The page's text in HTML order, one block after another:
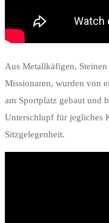
Aus Metallkäfigen,
Missionaren, wurden von
am Sportplatz gebaut und
Unterschlupf für jegliches
Sitzgelegenheit.